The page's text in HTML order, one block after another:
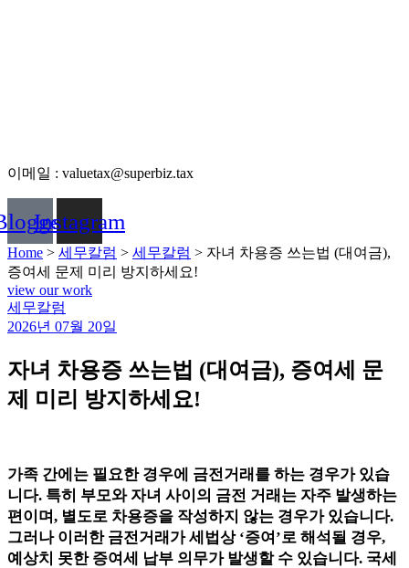
이메일 : valuetax@superbiz.tax
Instagram
Home > 세무칼럼 > 세무칼럼 > 자녀 차용증 쓰는법 (대여금),
증여세 문제 미리 방지하세요!
view our work
Categories
세무칼럼
2026년 07월 20일
자녀 차용증 쓰는법 (대여금), 증여세 문
제 미리 방지하세요!
가족 간에는 필요한 경우에 금전거래를 하는 경우가 있습
니다. 특히 부모와 자녀 사이의 금전 거래는 자주 발생하는
편이며, 별도로 차용증을 작성하지 않는 경우가 있습니다.
그러나 이러한 금전거래가 세법상 ‘증여’로 해석될 경우,
예상치 못한 증여세 납부 의무가 발생할 수 있습니다. 국세